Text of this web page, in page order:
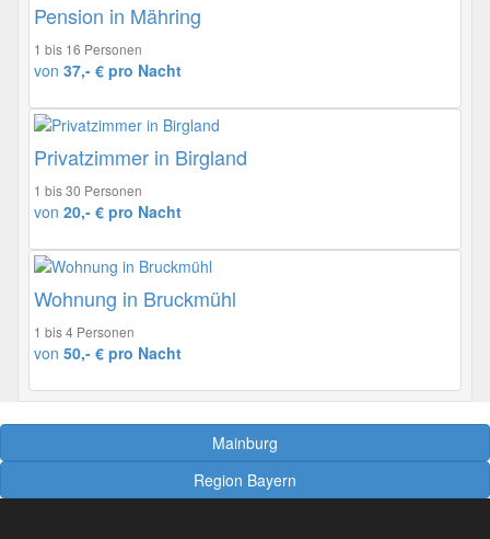
Pension in Mähring
1 bis 16 Personen
von 37,- € pro Nacht
Privatzimmer in Birgland
1 bis 30 Personen
von 20,- € pro Nacht
Wohnung in Bruckmühl
1 bis 4 Personen
von 50,- € pro Nacht
Mainburg
Region Bayern